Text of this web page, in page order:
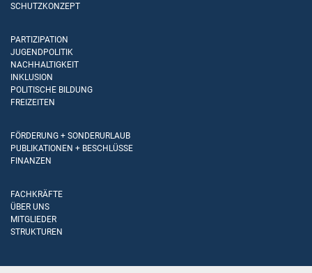
SCHUTZKONZEPT
PARTIZIPATION
JUGENDPOLITIK
NACHHALTIGKEIT
INKLUSION
POLITISCHE BILDUNG
FREIZEITEN
FÖRDERUNG + SONDERURLAUB
PUBLIKATIONEN + BESCHLÜSSE
FINANZEN
FACHKRÄFTE
ÜBER UNS
MITGLIEDER
STRUKTUREN